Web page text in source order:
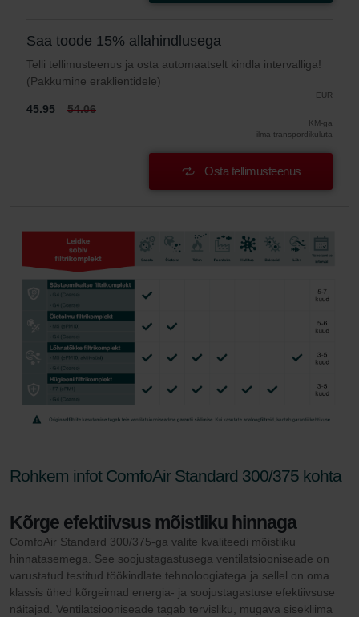
Saa toode 15% allahindlusega
Telli tellimusteenus ja osta automaatselt kindla intervalliga!
(Pakkumine eraklientidele)
EUR
45.95 54.06
KM-ga
ilma transpordikuluta
Osta tellimusteenus
Rohkem infot ComfoAir Standard 300/375 kohta
Kõrge efektiivsus mõistliku hinnaga
ComfoAir Standard 300/375-ga valite kvaliteedi mõistliku
hinnatasemega. See soojustagastusega ventilatsiooniseade on
varustatud testitud töökindlate tehnoloogiatega ja sellel on oma
klassis ühed kõrgeimad energia- ja soojustagastuse efektiivsuse
näitajad. Ventilatsiooniseade tagab tervisliku, mugava sisekliima